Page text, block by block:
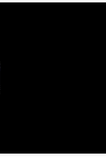
Video